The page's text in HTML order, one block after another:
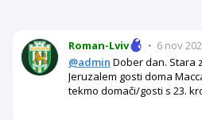
Roman-Lviv • 6 nov
@admin Dober dan. Stara
Jeruzalem gosti doma
tekmo domači/gosti s 23.